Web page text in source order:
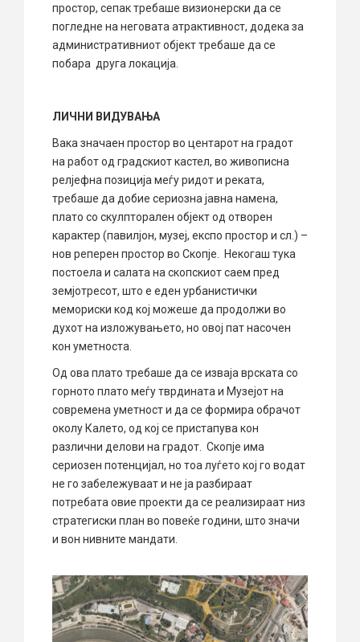
простор, сепак требаше визионерски да се
погледне на неговата атрактивност, додека за
административниот објект требаше да се
побара друга локација.
ЛИЧНИ ВИДУВАЊА
Вака значаен простор во центарот на градот
на работ од градскиот кастел, во живописна
релјефна позиција меѓу ридот и реката,
требаше да добие сериозна јавна намена,
плато со скулпторален објект од отворен
карактер (павилјон, музеј, експо простор и сл.) –
нов реперен простор во Скопје. Некогаш тука
постоела и салата на скопскиот саем пред
земјотресот, што е еден урбанистички
мемориски код кој можеше да продолжи во
духот на изложувањето, но овој пат насочен
кон уметноста.
Од ова плато требаше да се изваја врската со
горното плато меѓу тврдината и Музејот на
современа уметност и да се формира обрачот
околу Калето, од кој се пристапува кон
различни делови на градот. Скопје има
сериозен потенцијал, но тоа луѓето кој го водат
не го забележуваат и не ја разбираат
потребата овие проекти да се реализираат низ
стратегиски план во повеќе години, што значи
и вон нивните мандати.